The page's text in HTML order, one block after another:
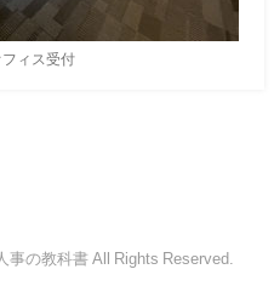
ィス受付
の教科書 All Rights Reserved.